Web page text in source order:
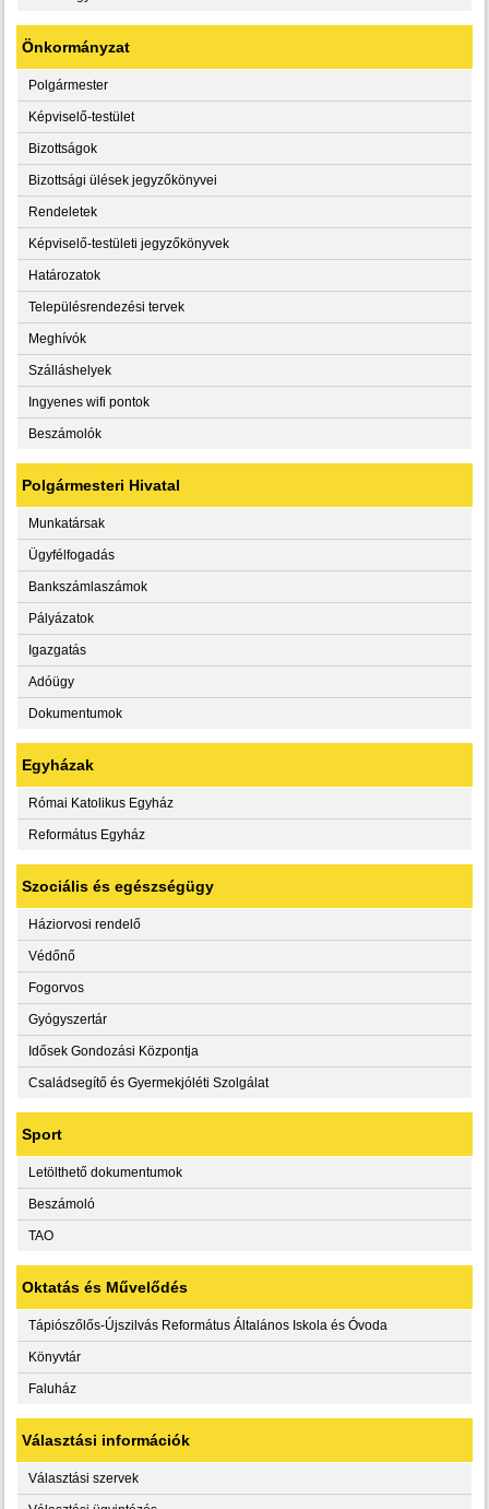
Önkormányzat
Polgármester
Képviselő-testület
Bizottságok
Bizottsági ülések jegyzőkönyvei
Rendeletek
Képviselő-testületi jegyzőkönyvek
Határozatok
Településrendezési tervek
Meghívók
Szálláshelyek
Ingyenes wifi pontok
Beszámolók
Polgármesteri Hivatal
Munkatársak
Ügyfélfogadás
Bankszámlaszámok
Pályázatok
Igazgatás
Adóügy
Dokumentumok
Egyházak
Római Katolikus Egyház
Református Egyház
Szociális és egészségügy
Háziorvosi rendelő
Védőnő
Fogorvos
Gyógyszertár
Idősek Gondozási Központja
Családsegítő és Gyermekjóléti Szolgálat
Sport
Letölthető dokumentumok
Beszámoló
TAO
Oktatás és Művelődés
Tápiószőlős-Újszilvás Református Általános Iskola és Óvoda
Könyvtár
Faluház
Választási információk
Választási szervek